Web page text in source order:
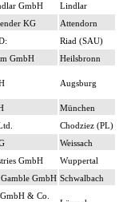
GmbH
Lindlar
KG
Attendorn
Riad (SAU)
GmbH Heilsbronn
Augsburg
München
Chodziez (PL)
Weissach
GmbH
Wuppertal
GmbH Schwalbach
& Co.